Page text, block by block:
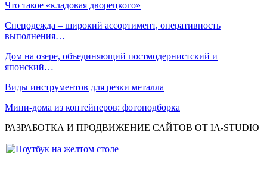
Что такое «кладовая дворецкого»
Спецодежда – широкий ассортимент, оперативность
выполнения…
Дом на озере, объединяющий постмодернистский и
японский…
Виды инструментов для резки металла
Мини-дома из контейнеров: фотоподборка
РАЗРАБОТКА И ПРОДВИЖЕНИЕ САЙТОВ ОТ IA-STUDIO